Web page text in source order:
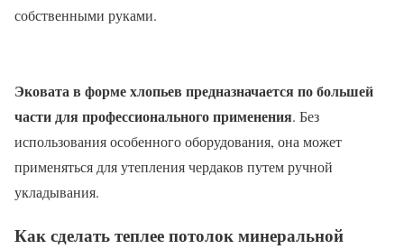
собственными руками.
Эковата в форме хлопьев предназначается по большей
части для профессионального применения. Без
использования особенного оборудования, она может
применяться для утепления чердаков путем ручной
укладывания.
Как сделать теплее потолок минеральной